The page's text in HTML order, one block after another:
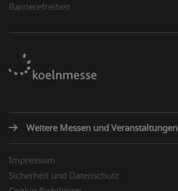
Barrierefreiheit
Weitere Messen und Veranstaltungen
Impressum
Sicherheit und Datenschutz